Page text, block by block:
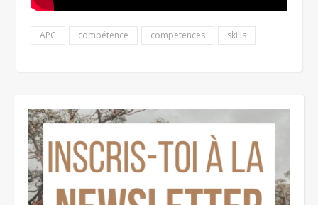
APC compétence competences skills